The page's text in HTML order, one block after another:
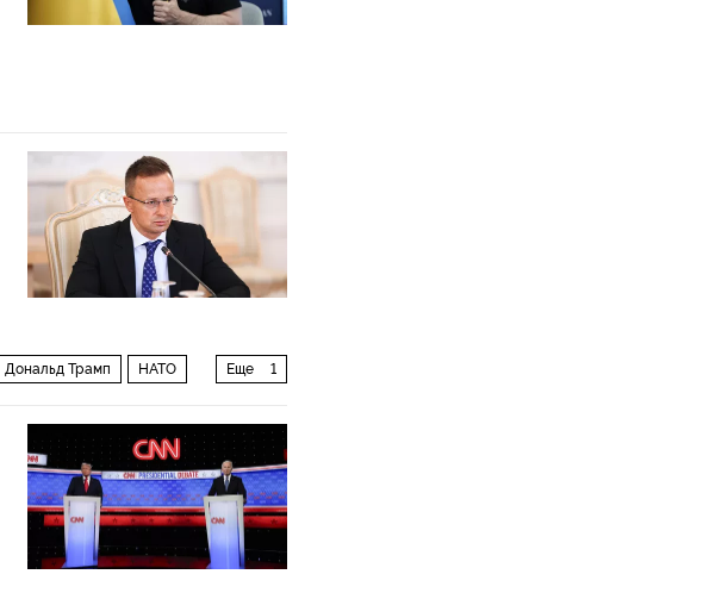
Еще 1
Дональд Трамп НАТО